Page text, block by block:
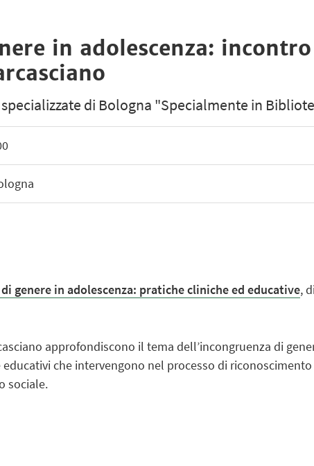
in adolescenza:
di Bologna "Specialmente in
di genere in adolescenza: pratiche cliniche ed educative,
approfondiscono il tema dell’incongruenza di
che intervengono nel processo di riconoscimento
sociale.